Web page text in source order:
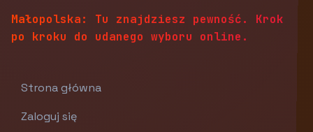
Małopolska: Tu znajdziesz pewność. Krok
po kroku do udanego wyboru online.
Strona główna
Zaloguj się